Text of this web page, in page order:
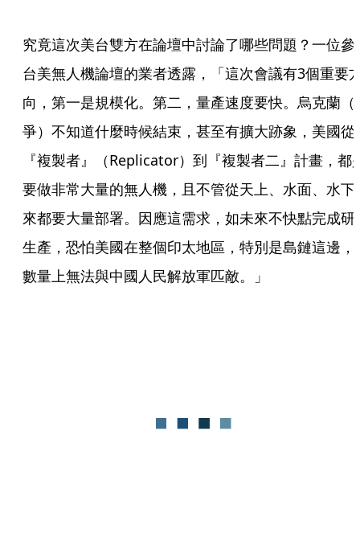
究竟這次美台雙方在論壇中討論了哪些問題？一位參
台美無人機論壇的業者透露，「這次會議有3個重要
向，第一是規模化。第二，量產速度要快。烏克蘭（
爭）不知道什麼時候結束，甚至有擴大跡象，美國從
『複製者』（Replicator）到『複製者二』計畫，都
要做非常大量的無人機，且不管從天上、水面、水下
來都要大量部署。因應這需求，如未來不快點完成研
生產，恐怕美國在整個印太地區，特別是島鏈這邊，
數量上無法與中國人民解放軍匹敵。」